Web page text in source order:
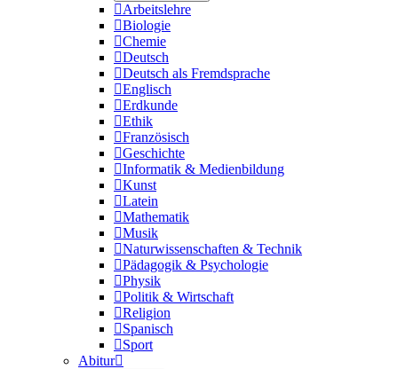
Arbeitslehre
Biologie
Chemie
Deutsch
Deutsch als Fremdsprache
Englisch
Erdkunde
Ethik
Französisch
Geschichte
Informatik & Medienbildung
Kunst
Latein
Mathematik
Musik
Naturwissenschaften & Technik
Pädagogik & Psychologie
Physik
Politik & Wirtschaft
Religion
Spanisch
Sport
Abitur